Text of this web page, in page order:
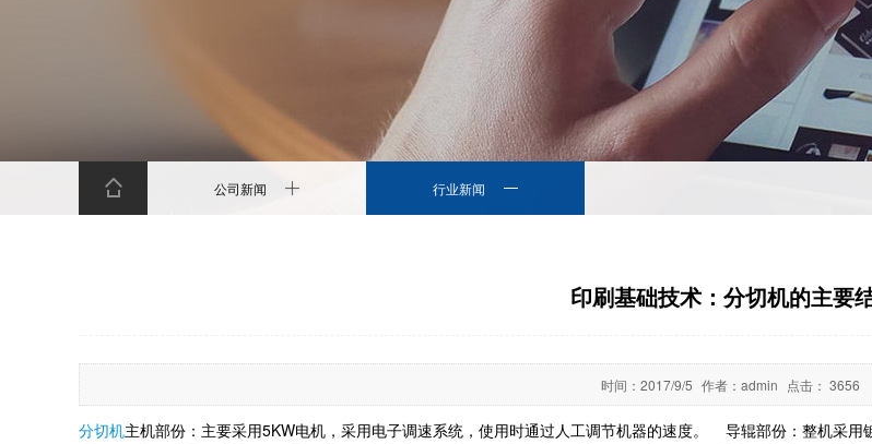
公司新闻 行业新闻
印刷基础技术：分切机的主要
时间： 2017/9/5 作者： admin 点击： 3656
分切机主机部份：主要采用5KW电机，采用电子调速系统，使用时通过人工调节机器的速度。 导辊部份：整机采